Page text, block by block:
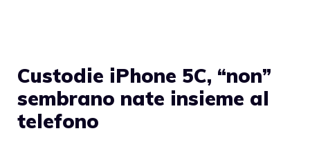
Custodie iPhone 5C, “non”
sembrano nate insieme al
telefono